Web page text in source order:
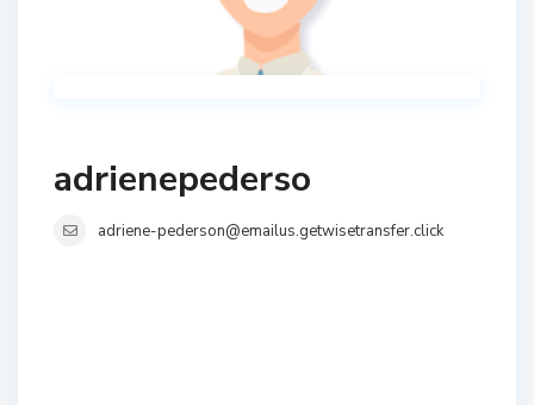
adrienepederso
adriene-pederson@emailus.getwisetransfer.click